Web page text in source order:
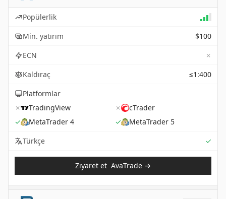
Popülerlik
Min. yatırım
$100
ECN
✗
Kaldıraç
≤1:400
Platformlar
✗
TradingView ✗
cTrader
✓
MetaTrader 4 ✓
MetaTrader 5
Türkçe
✓
Ziyaret et AvaTrade →